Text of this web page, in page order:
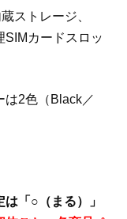
ストレージ、
カードスロッ
は2色（Black／
「○（まる）」